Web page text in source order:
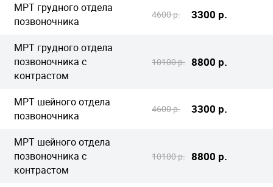
МРТ грудного отдела
позвоночника
4600 р. 3300 р.
МРТ грудного отдела
позвоночника с
контрастом
10100 р. 8800 р.
МРТ шейного отдела
позвоночника
4600 р. 3300 р.
МРТ шейного отдела
позвоночника с
контрастом
10100 р. 8800 р.